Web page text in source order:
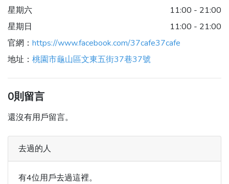
星期六
11:00 - 21:00
星期日
11:00 - 21:00
官網： https://www.facebook.com/37cafe37cafe
地址： 桃園市龜山區文東五街37巷37號
0則留言
還沒有用戶留言。
去過的人
有4位用戶去過這裡。